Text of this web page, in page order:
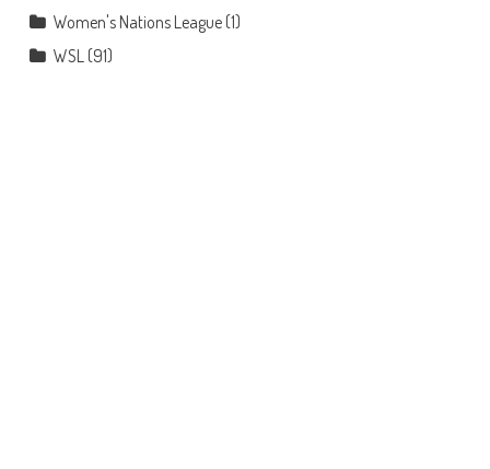
Women's Nations League(1)
WSL (91)